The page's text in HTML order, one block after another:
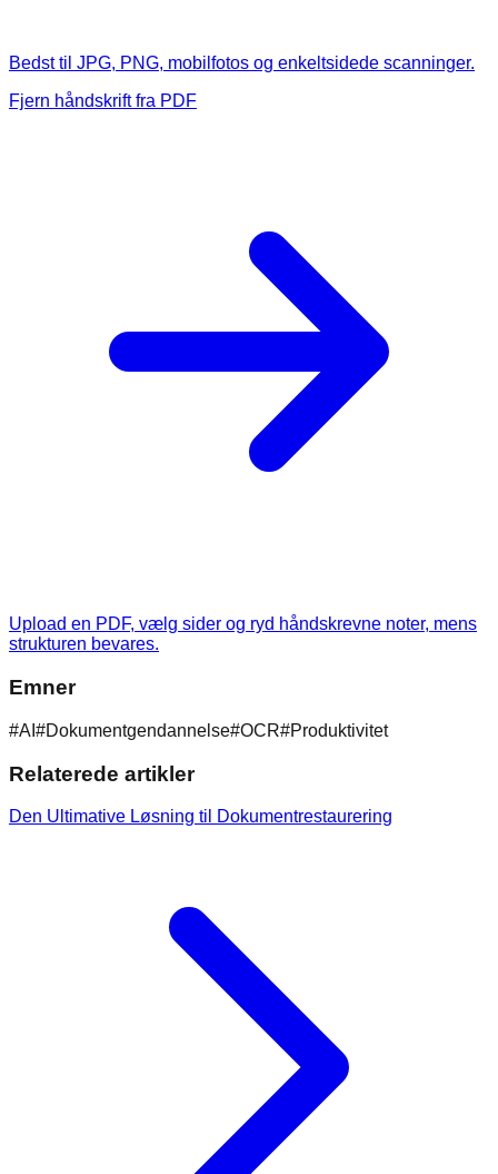
Bedst til JPG, PNG, mobilfotos og enkeltsidede scanninger.
Fjern håndskrift fra PDF
Upload en PDF, vælg sider og ryd håndskrevne noter, mens
strukturen bevares.
Emner
#AI #Dokumentgendannelse#OCR#Produktivitet
Relaterede artikler
Den Ultimative Løsning til Dokumentrestaurering